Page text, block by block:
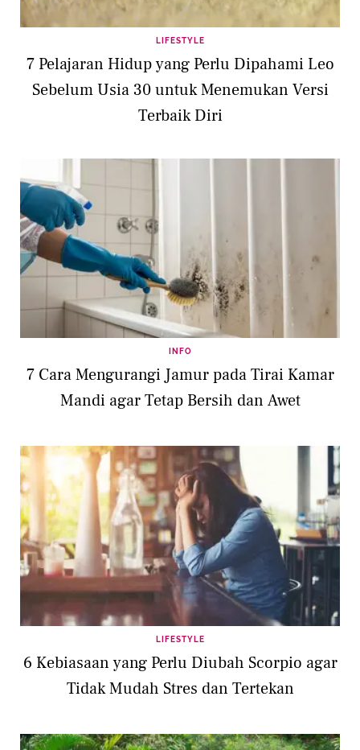
LIFESTYLE
7 Pelajaran Hidup yang Perlu Dipahami Leo
Sebelum Usia 30 untuk Menemukan Versi
Terbaik Diri
INFO
7 Cara Mengurangi Jamur pada Tirai Kamar
Mandi agar Tetap Bersih dan Awet
LIFESTYLE
6 Kebiasaan yang Perlu Diubah Scorpio agar
Tidak Mudah Stres dan Tertekan